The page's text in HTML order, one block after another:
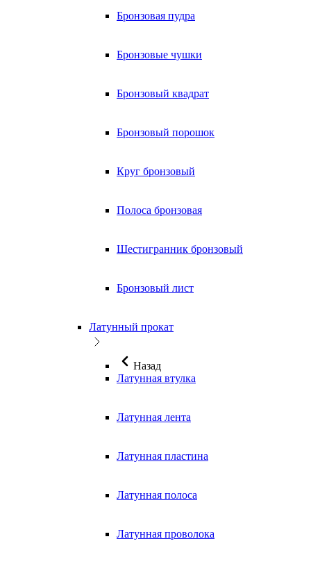
Бронзовая пудра
Бронзовые чушки
Бронзовый квадрат
Бронзовый порошок
Круг бронзовый
Полоса бронзовая
Шестигранник бронзовый
Бронзовый лист
Латунный прокат
Назад
Латунная втулка
Латунная лента
Латунная пластина
Латунная полоса
Латунная проволока